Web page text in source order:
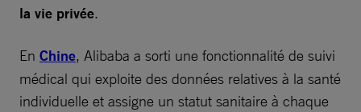
la vie privée.
En Chine, Alibaba a sorti une fonctionnalité de suivi
médical qui exploite des données relatives à la santé
individuelle et assigne un statut sanitaire à chaque